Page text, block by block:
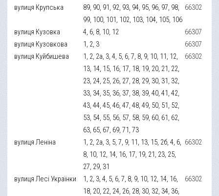
вулиця Крупська
89, 90, 91, 92, 93, 94, 95, 96, 97, 98,
99, 100, 101, 102, 103, 104, 105, 106
66302
вулиця Кузовка 4, 6, 8, 10, 12
66307
вулиця Кузовкова
1, 2, 3
66307
вулиця Куйбишева
1, 2, 2а, 3, 4, 5, 6, 7, 8, 9, 10, 11, 12,
13, 14, 15, 16, 17, 18, 19, 20, 21, 22,
23, 24, 25, 26, 27, 28, 29, 30, 31, 32,
33, 34, 35, 36, 37, 38, 39, 40, 41, 42,
43, 44, 45, 46, 47, 48, 49, 50, 51, 52,
53, 54, 55, 56, 57, 58, 59, 60, 61, 62,
63, 65, 67, 69, 71, 73
66302
вулиця Леніна
1, 2, 2а, 3, 5, 7, 9, 11, 13, 15, 2б, 4, 6,
8, 10, 12, 14, 16, 17, 19, 21, 23, 25,
27, 29, 31
66302
вулиця Лесі Українки
1, 2, 3, 4, 5, 6, 7, 8, 9, 10, 12, 14, 16,
18, 20, 22, 24, 26, 28, 30, 32, 34, 36,
66302